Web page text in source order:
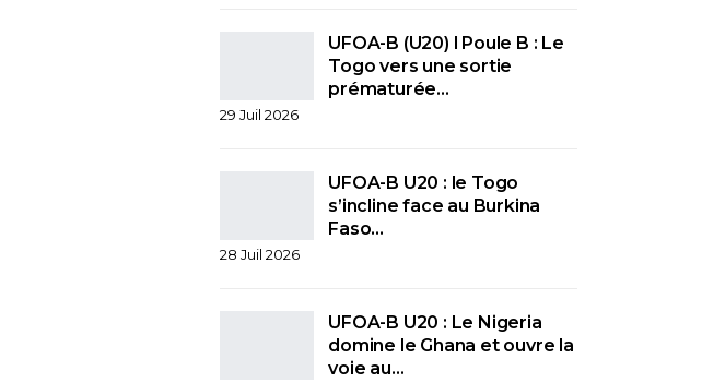
UFOA-B (U20) l Poule B : Le
Togo vers une sortie
prématurée…
29 Juil 2026
UFOA-B U20 : le Togo
s’incline face au Burkina
Faso…
28 Juil 2026
UFOA-B U20 : Le Nigeria
domine le Ghana et ouvre la
voie au…